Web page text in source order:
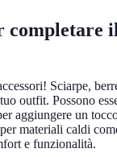
completare
Sciarpe,
outfit. Possono
aggiungere un
materiali caldi
e funzionalità.